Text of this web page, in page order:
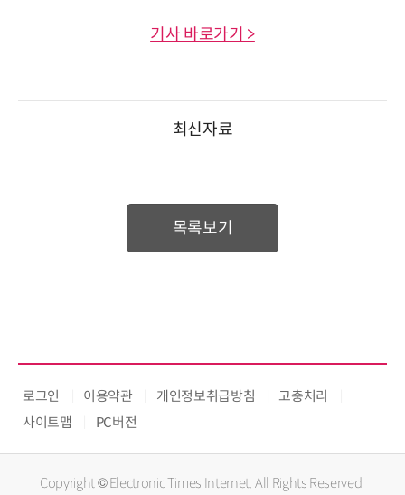
기사 바로가기 >
최신자료
목록보기
로그인 이용약관 개인정보취급방침
고충처리
사이트맵
PC버전
Copyright © Electronic Times Internet. All Rights Reserved.